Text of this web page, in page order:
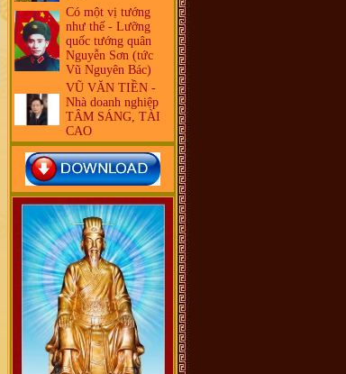
Có một vị tướng
như thế - Lưỡng
quốc tướng quân
Nguyễn Sơn (tức
Vũ Nguyên Bác)
VŨ VĂN TIỀN -
Nhà doanh nghiệp
TÂM SÁNG, TÀI
CAO